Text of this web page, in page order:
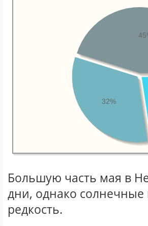
32%
Большую часть мая в
дни, однако
редкость.